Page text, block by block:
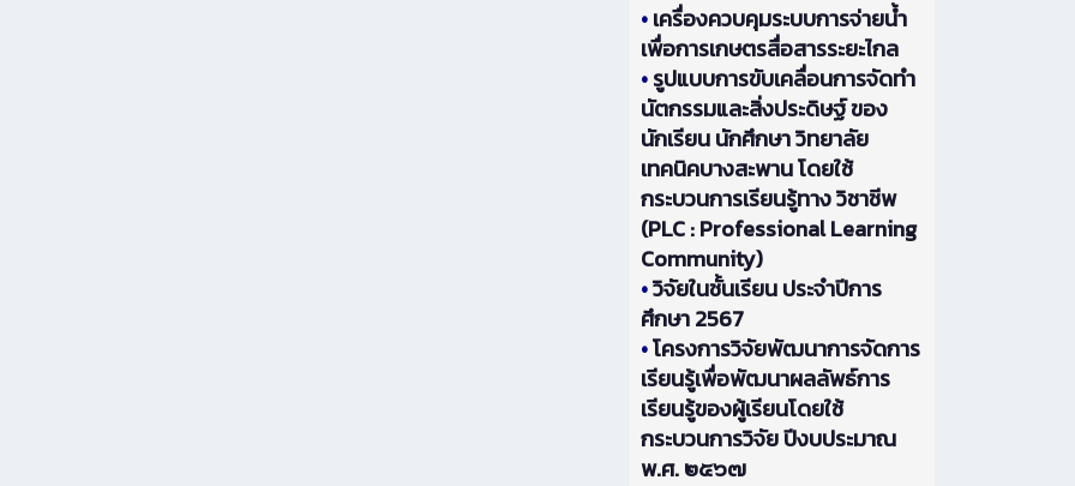
•เครื่องควบคุมระบบการจ่ายน้ำ
เพื่อการเกษตรสื่อสารระยะไกล
•รูปแบบการขับเคลื่อนการจัดทำ
นัตกรรมและสิ่งประดิษฐ์ ของ
นักเรียน นักศึกษา วิทยาลัย
เทคนิคบางสะพาน โดยใช้
กระบวนการเรียนรู้ทาง วิชาชีพ
(PLC : Professional Learning
Community)
•วิจัยในชั้นเรียน ประจำปีการ
ศึกษา 2567
•โครงการวิจัยพัฒนาการจัดการ
เรียนรู้เพื่อพัฒนาผลลัพธ์การ
เรียนรู้ของผู้เรียนโดยใช้
กระบวนการวิจัย ปีงบประมาณ
พ.ศ. ๒๕๖๗